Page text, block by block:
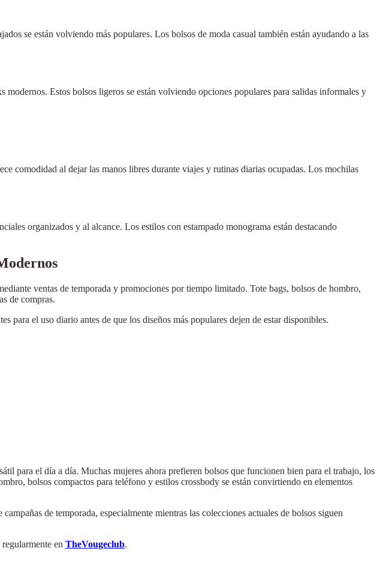
se están volviendo más populares. Los bolsos de moda casual también están ayudando a las
Estos bolsos ligeros se están volviendo opciones populares para salidas informales y
comodidad al dejar las manos libres durante viajes y rutinas diarias ocupadas. Los mochilas
organizados y al alcance. Los estilos con estampado monograma están destacando
ventas de temporada y promociones por tiempo limitado. Tote bags, bolsos de hombro,
de compras.
para el uso diario antes de que los diseños más populares dejen de estar disponibles.
para el día a día. Muchas mujeres ahora prefieren bolsos que funcionen bien para el trabajo, los
bolsos compactos para teléfono y estilos crossbody se están convirtiendo en elementos
de temporada, especialmente mientras las colecciones actuales de bolsos siguen
en TheVougeclub.